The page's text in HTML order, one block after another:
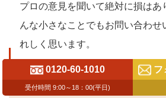
プロの意見を聞いて絶対に損はあ
んな小さなことでもお問い合わせ
れしく思います。
0120-60-1010
受付時間 9:00～18：00(平日)
フ